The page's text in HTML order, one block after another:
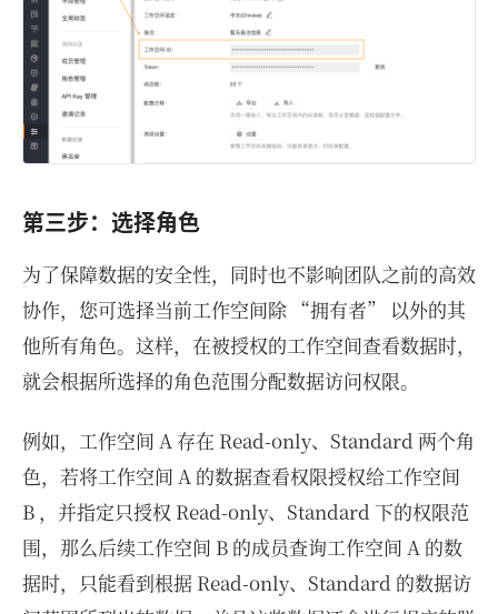
第三步：选择角色
为了保障数据的安全性，同时也不影响团队之前的高效
协作，您可选择当前工作空间除 “拥有者” 以外的其
他所有角色。这样，在被授权的工作空间查看数据时，
就会根据所选择的角色范围分配数据访问权限。
例如，工作空间 A 存在 Read-only、Standard 两个角
色，若将工作空间 A 的数据查看权限授权给工作空间
B ，并指定只授权 Read-only、Standard 下的权限范
围，那么后续工作空间 B 的成员查询工作空间 A 的数
据时，只能看到根据 Read-only、Standard 的数据访